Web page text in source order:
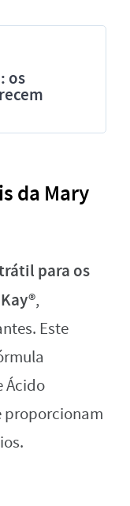
os
da Mary
para os
,
Este
Ácido
proporcionam